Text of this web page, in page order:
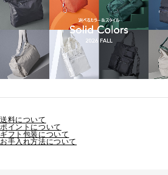
送料について
ポイントについて
ギフト包装について
お手入れ方法について